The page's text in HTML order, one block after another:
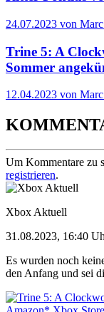
24.07.2023 von
Trine 5: A
Sommer
12.04.2023 von
Um Kommentare zu
registrieren.
Xbox Aktuell
31.08.2023, 16:40
Es wurden noch
den Anfang und sei